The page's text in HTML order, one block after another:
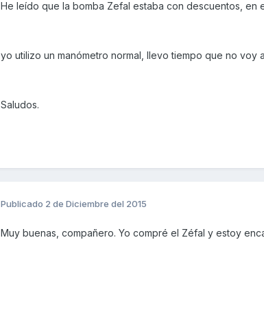
He leído que la bomba Zefal estaba con descuentos, en
yo utilizo un manómetro normal, llevo tiempo que no voy
Saludos.
Publicado 2 de Diciembre del 2015
Muy buenas, compañero. Yo compré el Zéfal y estoy